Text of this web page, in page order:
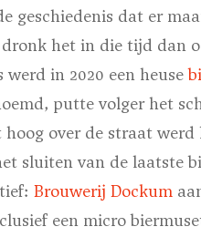
geschiedenis dat er
het in die tijd dan
werd in 2020 een heuse
putte volger het
hoog over de straat
sluiten van de laatste
Brouwerij Dockum
een micro